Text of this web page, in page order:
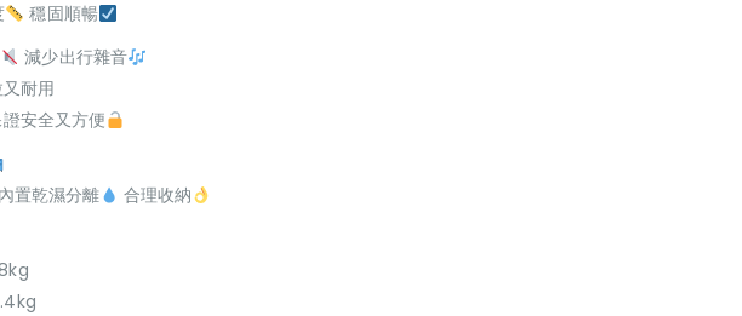
穩固順暢
減少出行雜音
耐用
安全又方便
內置乾濕分離
合理收納